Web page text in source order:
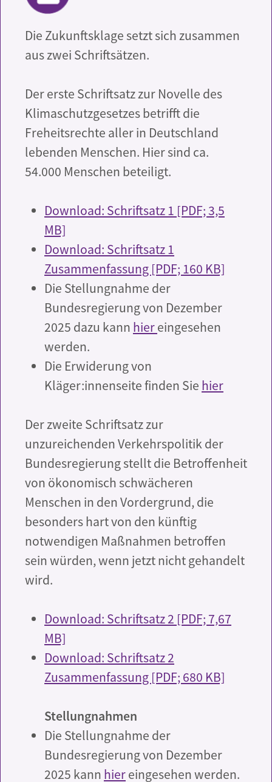
Die Zukunftsklage setzt sich zusammen
aus zwei Schriftsätzen.
Der erste Schriftsatz zur Novelle des
Klimaschutzgesetzes betrifft die
Freheitsrechte aller in Deutschland
lebenden Menschen. Hier sind ca.
54.000 Menschen beteiligt.
Download: Schriftsatz 1 [PDF; 3,5
MB]
Download: Schriftsatz 1
Zusammenfassung [PDF; 160 KB]
Die Stellungnahme der
Bundesregierung von Dezember
2025 dazu kann hiereingesehen
werden.
Die Erwiderung von
Kläger:innenseite finden Sie hier
Der zweite Schriftsatz zur
unzureichenden Verkehrspolitik der
Bundesregierung stellt die Betroffenheit
von ökonomisch schwächeren
Menschen in den Vordergrund, die
besonders hart von den künftig
notwendigen Maßnahmen betroffen
sein würden, wenn jetzt nicht gehandelt
wird.
Download: Schriftsatz 2 [PDF; 7,67
MB]
Download: Schriftsatz 2
Zusammenfassung [PDF; 680 KB]
Stellungnahmen
Die Stellungnahme der
Bundesregierung von Dezember
2025 kann hiereingesehen werden.